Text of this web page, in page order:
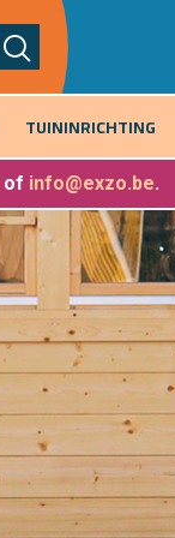
TUININRICHTING
of info@exzo.be.